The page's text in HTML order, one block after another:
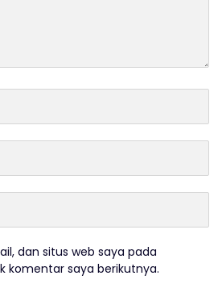
dan situs web saya pada
komentar saya berikutnya.